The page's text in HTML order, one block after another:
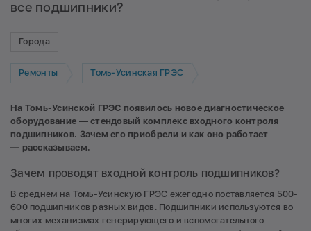
все подшипники?
Города
Ремонты Томь-Усинская ГРЭС
На Томь-Усинской ГРЭС появилось новое диагностическое
оборудование — стендовый комплекс входного контроля
подшипников. Зачем его приобрели и как оно работает
— рассказываем.
Зачем проводят входной контроль подшипников?
В среднем на Томь-Усинскую ГРЭС ежегодно поставляется 500-
600 подшипников разных видов. Подшипники используются во
многих механизмах генерирующего и вспомогательного